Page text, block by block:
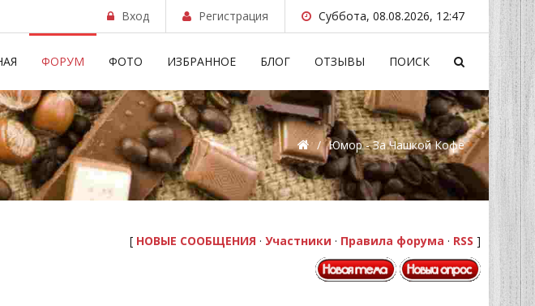
Вход Регистрация Суббота, 08.08.2026, 12:47
ФОРУМ ФОТО ИЗБРАННОЕ БЛОГ ОТЗЫВЫ ПОИСК
/ Юмор - За Чашкой Кофе
[ НОВЫЕ СООБЩЕНИЯ · Участники · Правила форума · RSS ]